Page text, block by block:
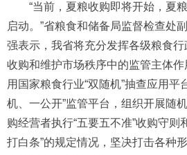
“当前，夏粮收购即将开始，夏
启动。”省粮食和储备局监督检查处
强表示，我省将充分发挥各级粮食
收购和维护市场秩序中的监管主体作
用国家粮食行业“双随机”抽查应用平
机、一公开”监管平台，组织开展随
购经营者执行“五要五不准”收购守则
打白条”的规定情况，坚决打击各种